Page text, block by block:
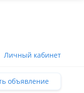
Личный кабинет
объявление